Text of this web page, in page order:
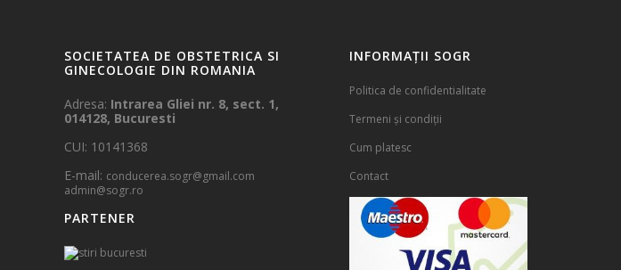
SOCIETATEA DE OBSTETRICA SI
GINECOLOGIE DIN ROMANIA
Adresa: Intrarea Gliei nr. 8, sect. 1,
014128, Bucuresti
CUI: 10141368
E-mail: conducerea.sogr@gmail.com
admin@sogr.ro
PARTENER
INFORMAȚII SOGR
Politica de confidentialitate
Termeni și condiții
Cum platesc
Contact